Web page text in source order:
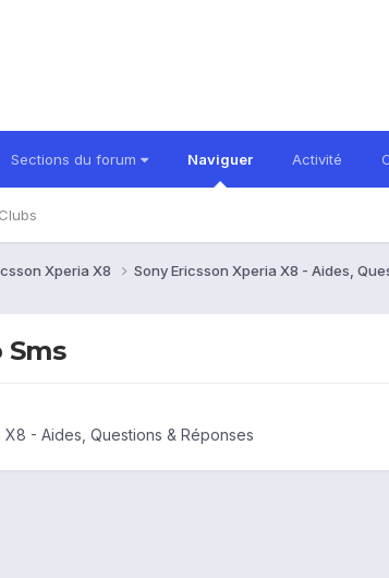
Sections du forum Naviguer
Clubs
Activité
Xperia X8 Sony Ericsson Xperia X8 - Aides,
- Aides, Questions & Réponses